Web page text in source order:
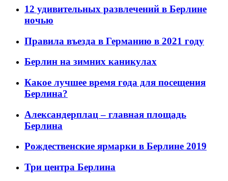
12 удивительных развлечений в Берлине
ночью
Правила въезда в Германию в 2021 году
Берлин на зимних каникулах
Какое лучшее время года для посещения
Берлина?
Александерплац – главная площадь
Берлина
Рождественские ярмарки в Берлине 2019
Три центра Берлина